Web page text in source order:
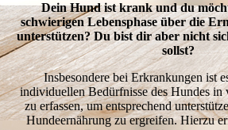
Dein Hund ist krank und du
schwierigen Lebensphase über die
unterstützen? Du bist dir aber nicht
sollst?
Insbesondere bei Erkrankungen ist
individuellen Bedürfnisse des Hundes in
zu erfassen, um entsprechend
Hundeernährung zu ergreifen. Hierzu